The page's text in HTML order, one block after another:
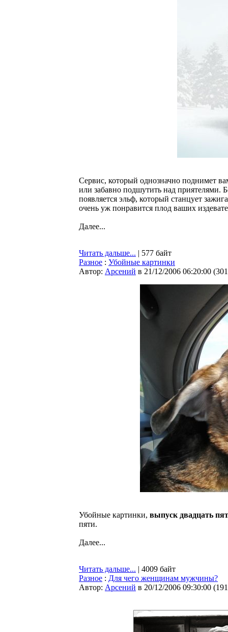
Сервис, который однозначно поднимет
или забавно подшутить над
появляется эльф, который станцует
очень уж понравится плод ваших
Далее...
Читать дальше... | 577 байт
Разное : Убойные картинки
Автор: Арсений в 21/12/2006 06:20:00 (
Убойные картинки, выпуск двадцать
пяти.
Далее...
Читать дальше... | 4009 байт
Разное : Для чего женщинам мужчины?
Автор: Арсений в 20/12/2006 09:30:00 (